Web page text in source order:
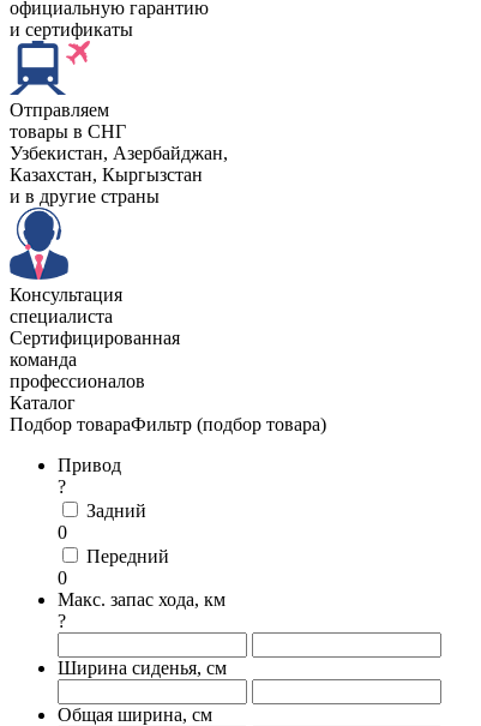
официальную гарантию
и сертификаты
Отправляем
товары в СНГ
Узбекистан, Aзербайджан,
Казахстан, Кыргызстан
и в другие страны
Консультация
специалиста
Сертифицированная
команда
профессионалов
Каталог
Подбор товараФильтр (подбор товара)
Привод
?
Задний
0
Передний
0
Макс. запас хода, км
?
Ширина сиденья, см
Общая ширина, см